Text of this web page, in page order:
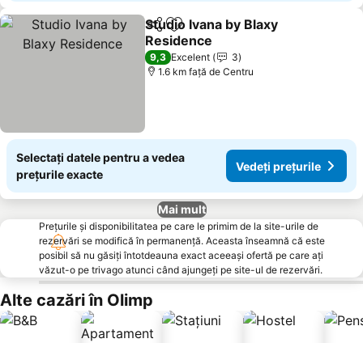
DistribuițiAdăugaţi la favorite
Studio Ivana by Blaxy
Residence
9,3 Excelent
3
1.6 km faţă de Centru
Selectați datele pentru a vedea
prețurile exacte
Vedeți prețurile
Mai mult
Prețurile și disponibilitatea pe care le primim de la site-urile de
rezervări se modifică în permanență. Aceasta înseamnă că este
posibil să nu găsiți întotdeauna exact aceeași ofertă pe care ați
văzut-o pe trivago atunci când ajungeți pe site-ul de rezervări.
Alte cazări în Olimp